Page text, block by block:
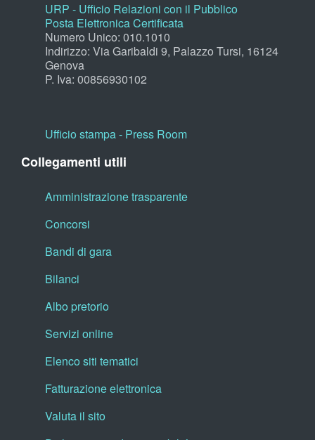
URP - Ufficio Relazioni con il Pubblico
Posta Elettronica Certificata
Numero Unico: 010.1010
Indirizzo: Via Garibaldi 9, Palazzo Tursi, 16124
Genova
P. Iva: 00856930102
Ufficio stampa - Press Room
Collegamenti utili
Amministrazione trasparente
Concorsi
Bandi di gara
Bilanci
Albo pretorio
Servizi online
Elenco siti tematici
Fatturazione elettronica
Valuta il sito